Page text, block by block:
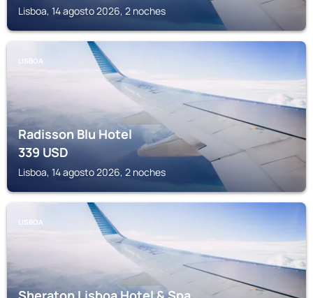
Lisboa, 14 agosto 2026, 2 noches
LISBOA
Radisson Blu Hotel
339USD
Lisboa, 14 agosto 2026, 2 noches
LISBOA